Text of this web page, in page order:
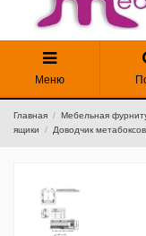
Меню
Главная Мебельная
ящики
Доводчик